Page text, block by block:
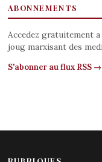
ABONNEMENTS
Accedez gratuitement
joug marxisant des
S'abonner au flux RSS →